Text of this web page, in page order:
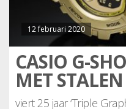
12 februari 2020
CASIO G-
MET
viert 25 jaar ‘Triple